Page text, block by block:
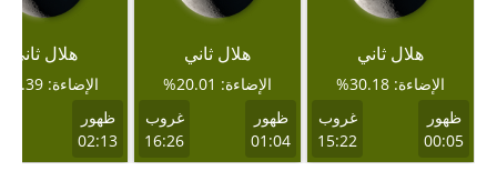
هلال ثاني
الإضاءة: 30.18%
ظهور
00:05
غروب
15:22
هلال ثاني
الإضاءة: 20.01%
ظهور
01:04
غروب
16:26
هلال ثاني
الإضاءة: 11.39%
ظهور
02:13